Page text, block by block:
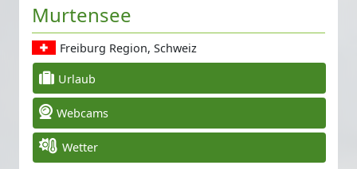
Murtensee
Freiburg Region, Schweiz
Urlaub
Webcams
Wetter